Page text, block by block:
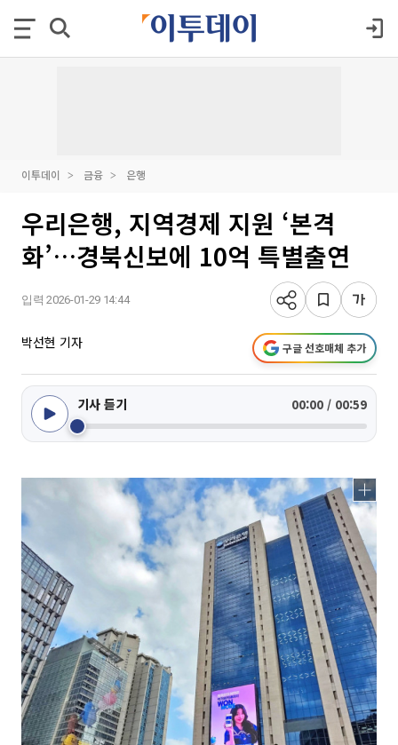
이투데이 금융 은행
우리은행, 지역경제 지원 ‘본격
화’…경북신보에 10억 특별출연
입력 2026-01-29 14:44
박선현 기자 구글 선호매체 추가
기사 듣기 00:00 / 00:59